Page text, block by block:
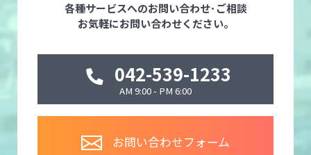
各種サービスへのお問い合わせ･ご相談
お気軽にお問い合わせください。
042-539-1233
AM 9:00 - PM 6:00
お問い合わせフォーム